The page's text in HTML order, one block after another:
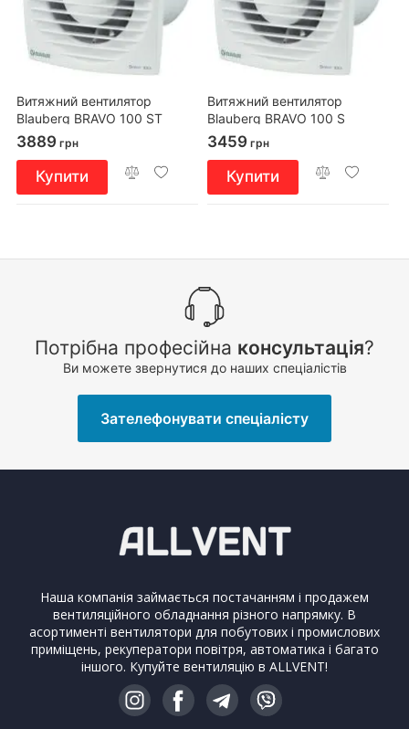
Витяжний вентилятор
Blauberg BRAVO 100 ST
3889 грн
Купити
Витяжний вентилятор
Blauberg BRAVO 100 S
3459 грн
Купити
Потрібна професійна консультація?
Ви можете звернутися до наших спеціалістів
Зателефонувати спеціалісту
Наша компанія займається постачанням і продажем
вентиляційного обладнання різного напрямку. В
асортименті вентилятори для побутових і промислових
приміщень, рекуператори повітря, автоматика і багато
іншого. Купуйте вентиляцію в ALLVENT!